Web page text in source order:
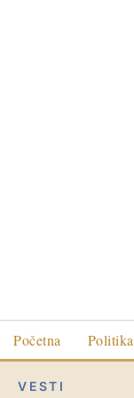
Početna Politika
VESTI